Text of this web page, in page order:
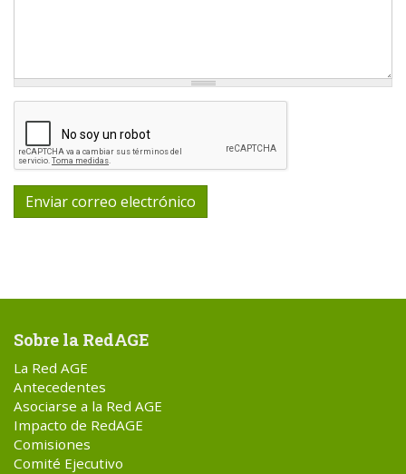
Enviar correo electrónico
Sobre la RedAGE
La Red AGE
Antecedentes
Asociarse a la Red AGE
Impacto de RedAGE
Comisiones
Comité Ejecutivo